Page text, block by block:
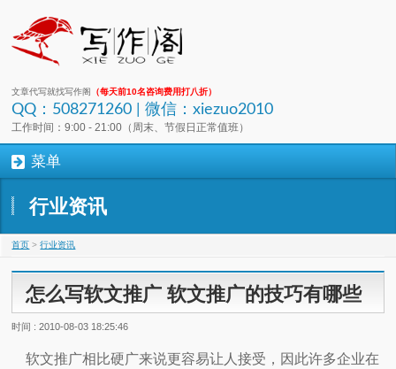
文章代写就找写作阁 （每天前10名咨询费用打八折）
QQ：508271260 | 微信：xiezuo2010
工作时间：9:00 - 21:00（周末、节假日正常值班）
菜单
行业资讯
首页 >行业资讯
怎么写软文推广 软文推广的技巧有哪些
时间 : 2010-08-03 18:25:46
软文推广相比硬广来说更容易让人接受，因此许多企业在